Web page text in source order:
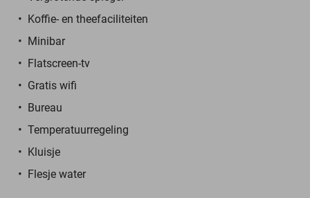
Koffie- en theefaciliteiten
Minibar
Flatscreen-tv
Gratis wifi
Bureau
Temperatuurregeling
Kluisje
Flesje water